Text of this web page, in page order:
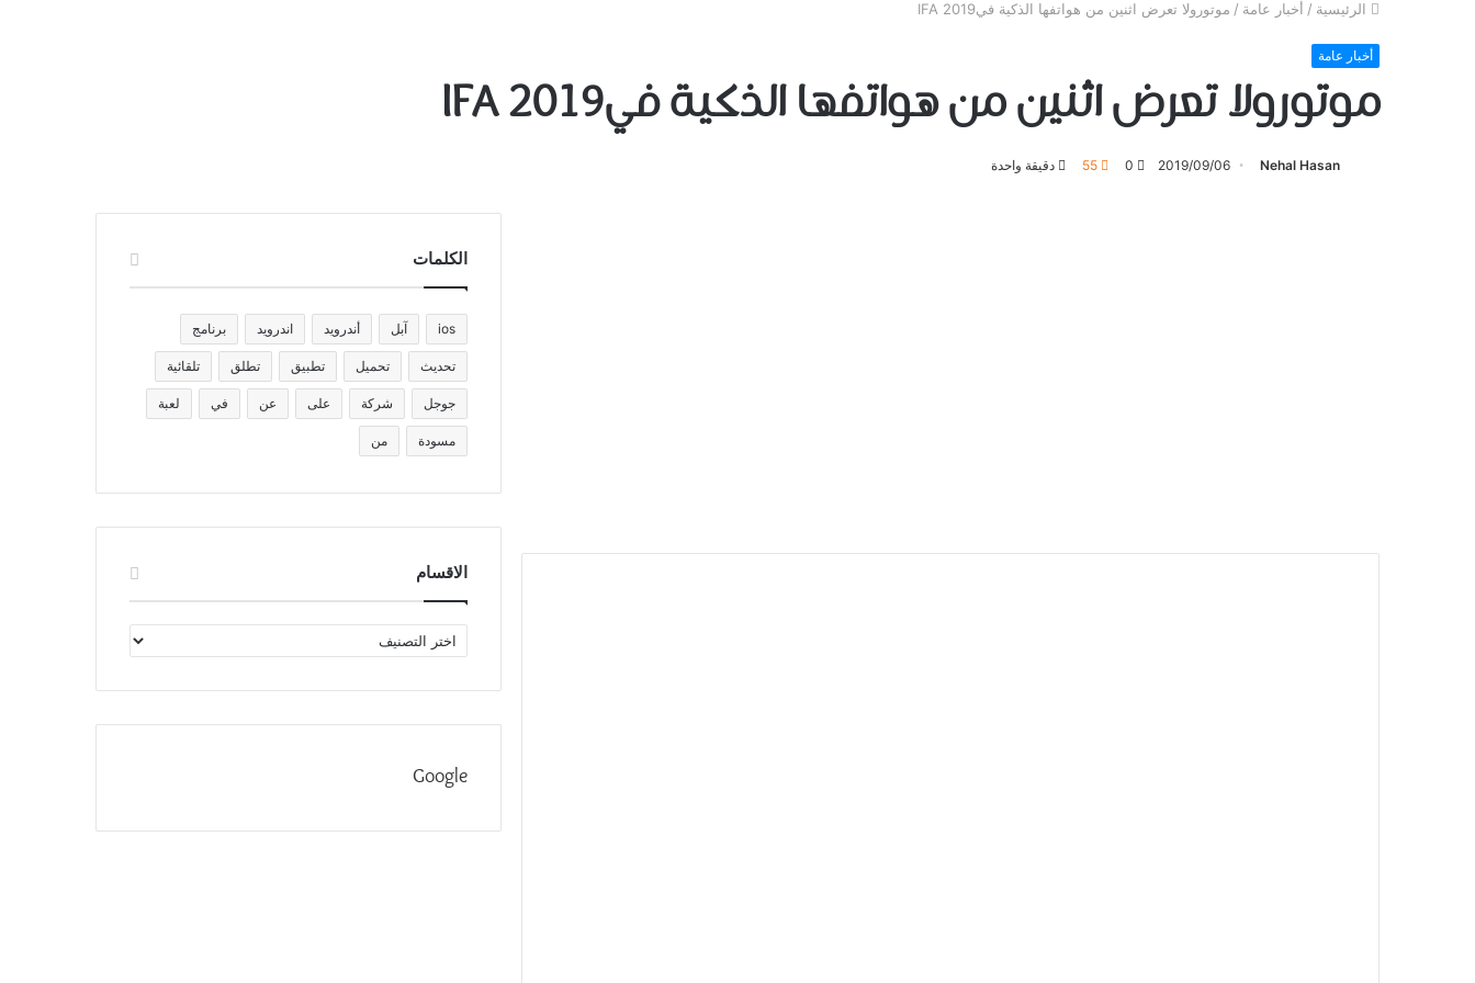
الرئيسية / أخبار عامة / موتورولا تعرض اثنين من هواتفها الذكية فيIFA 2019
أخبار عامة
موتورولا تعرض اثنين من هواتفها الذكية فيIFA 2019
Nehal Hasan
2019/09/06
0
55 دقيقة واحدة
الكلمات
ios آبل أندرويد اندرويد برنامج
تحديث تحميل تطبيق تطلق تلقائية
جوجل شركة على عن في لعبة
مسودة من
الاقسام
الاقسام
Google